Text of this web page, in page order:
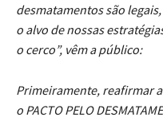
desmatamentos são
o alvo de nossas
o cerco”, vêm a público:
Primeiramente, reafirmar
o PACTO PELO